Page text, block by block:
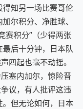
知另一场比赛哥伦
尔积分、净胜球、
赛积分”（少得两张
后十分钟，日本队
四起也毫不动摇。
塞内加尔，惊险晋
议，有人批评这违
但无论如何，日本